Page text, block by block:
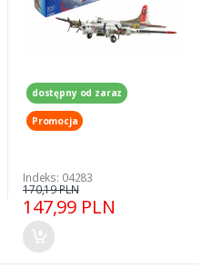
dostępny od zaraz
Promocja
Indeks: 04283
147,99 PLN
170,19 PLN